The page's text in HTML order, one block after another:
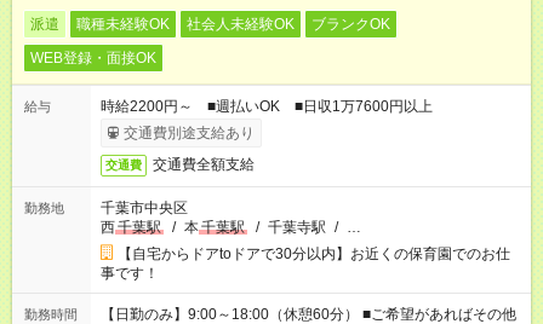
派遣 職種未経験OK 社会人未経験OK
ブランクOK
WEB登録・面接OK
給与
時給2200円～ ■週払いOK ■日収1万7600円以上
交通費別途支給あり
交通費 交通費全額支給
勤務地
千葉市中央区
西千葉駅 / 本千葉駅 / 千葉寺駅 / …
【自宅からドアtoドアで30分以内】お近くの保育園でのお仕
事です！
勤務時間
【日勤のみ】9:00～18:00（休憩60分） ■ご希望があればその他